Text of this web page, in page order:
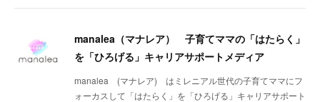
manalea（マナレア） 子育てママの「はたらく」
を「ひろげる」キャリアサポートメディア
manalea (マナレア) はミレニアル世代の子育てママにフ
ォーカスして「はたらく」を「ひろげる」キャリアサポート